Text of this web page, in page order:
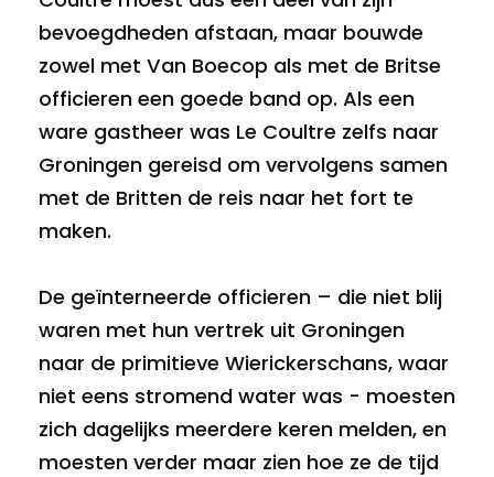
bevoegdheden afstaan, maar bouwde
zowel met Van Boecop als met de Britse
officieren een goede band op. Als een
ware gastheer was Le Coultre zelfs naar
Groningen gereisd om vervolgens samen
met de Britten de reis naar het fort te
maken.
De geïnterneerde officieren – die niet blij
waren met hun vertrek uit Groningen
naar de primitieve Wierickerschans, waar
niet eens stromend water was - moesten
zich dagelijks meerdere keren melden, en
moesten verder maar zien hoe ze de tijd